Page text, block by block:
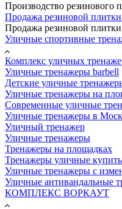
Производство резинового
Продажа резиновой
Продажа резиновой
Уличные спортивные
Комплекс уличных
Уличные тренажеры barbell
Детские уличные
Уличные тренажеры на
Современные уличные
Уличные тренажеры в
Уличный тренажер
Уличные тренажеры
Тренажеры на площадках
Тренажеры уличные купить
Уличные тренажеры с
Уличные антивандальные
КОМПЛЕКС ВОРКАУТ